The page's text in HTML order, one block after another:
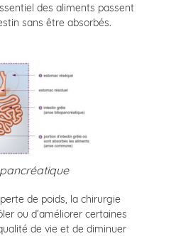
des aliments passent
sans être absorbés.
de poids, la chirurgie
ou d’améliorer certaines
de vie et de diminuer